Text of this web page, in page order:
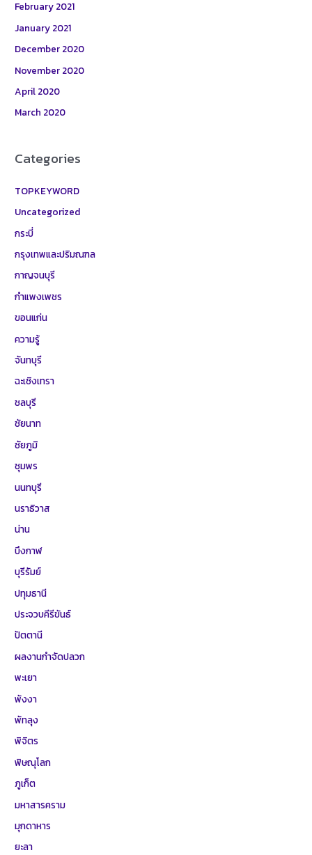
February 2021
January 2021
December 2020
November 2020
April 2020
March 2020
Categories
TOPKEYWORD
Uncategorized
กระบี่
กรุงเทพและปริมณฑล
กาญจนบุรี
กำแพงเพชร
ขอนแก่น
ความรู้
จันทบุรี
ฉะเชิงเทรา
ชลบุรี
ชัยนาท
ชัยภูมิ
ชุมพร
นนทบุรี
นราธิวาส
น่าน
บึงกาฬ
บุรีรัมย์
ปทุมธานี
ประจวบคีรีขันธ์
ปัตตานี
ผลงานกำจัดปลวก
พะเยา
พังงา
พัทลุง
พิจิตร
พิษณุโลก
ภูเก็ต
มหาสารคราม
มุกดาหาร
ยะลา